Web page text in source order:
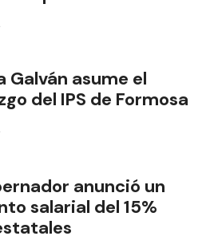
Galván asume el
del IPS de Formosa
anunció un
salarial del 15%